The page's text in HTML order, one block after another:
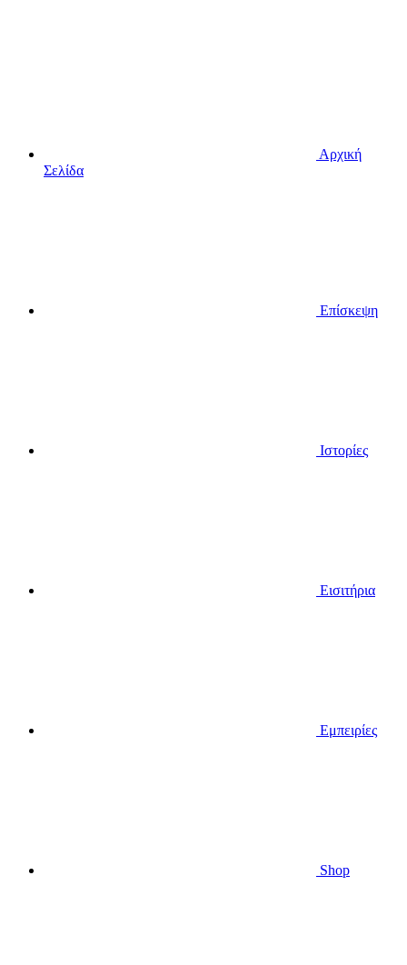
Αρχική
Σελίδα
Επίσκεψη
Ιστορίες
Εισιτήρια
Εμπειρίες
Shop